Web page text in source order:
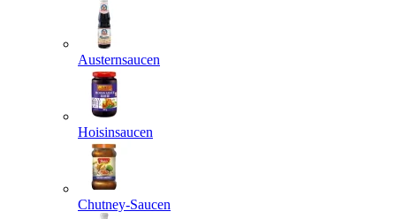
Austernsaucen
Hoisinsaucen
Chutney-Saucen